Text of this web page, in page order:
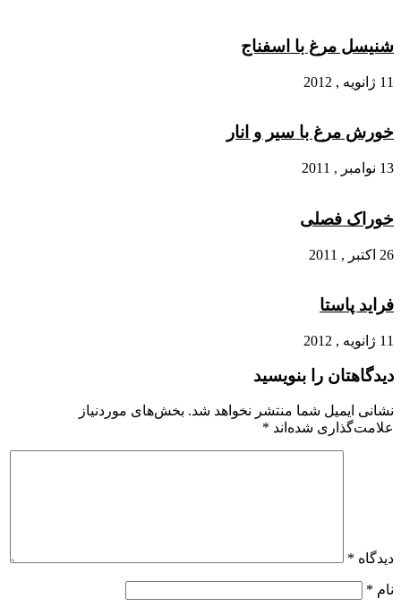
شنیسل مرغ با اسفناج
11 ژانویه , 2012
خورش مرغ با سیر و انار
13 نوامبر , 2011
خوراک فصلی
26 اکتبر , 2011
فراید پاستا
11 ژانویه , 2012
دیدگاهتان را بنویسید
نشانی ایمیل شما منتشر نخواهد شد. بخش‌های موردنیاز
علامت‌گذاری شده‌اند *
دیدگاه *
نام *